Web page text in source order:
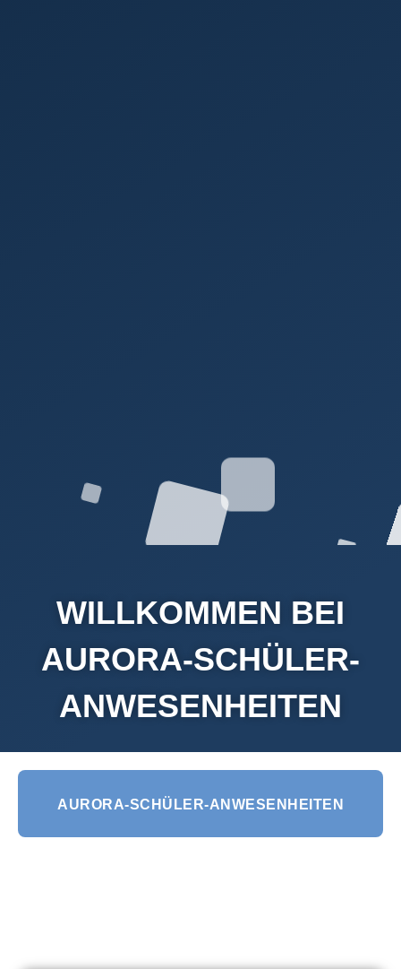
WILLKOMMEN BEI
AURORA-SCHÜLER-
ANWESENHEITEN
AURORA-SCHÜLER-ANWESENHEITEN